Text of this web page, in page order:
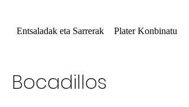
Entsaladak eta Sarrerak Plater Konbinatuak
Bocadillos